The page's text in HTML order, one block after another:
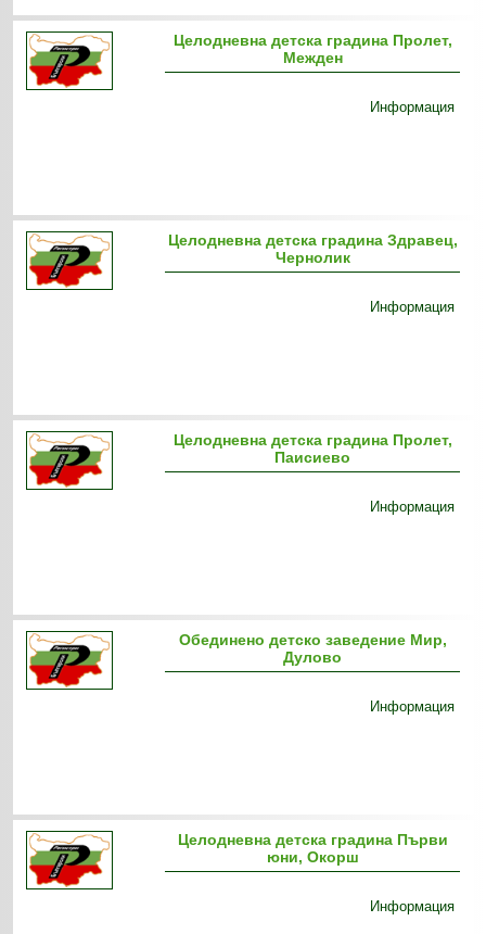
Целодневна детска градина Пролет,
Межден
Информация
Целодневна детска градина Здравец,
Чернолик
Информация
Целодневна детска градина Пролет,
Паисиево
Информация
Обединено детско заведение Мир,
Дулово
Информация
Целодневна детска градина Първи
юни, Окорш
Информация